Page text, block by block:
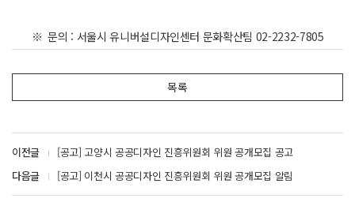
※ 문의 : 서울시 유니버설디자인센터 문화확산팀 02-2232-7805
목록
이전글
[공고] 고양시 공공디자인 진흥위원회 위원 공개모집 공고
다음글
[공고] 이천시 공공디자인 진흥위원회 위원 공개모집 알림